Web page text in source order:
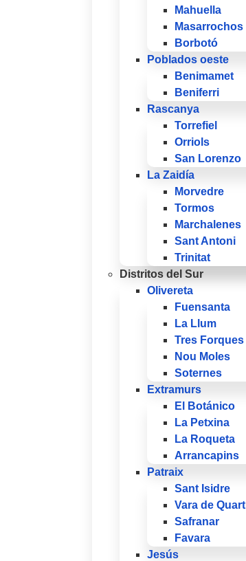
Mahuella
Masarrochos
Borbotó
Poblados oeste
Benimamet
Beniferri
Rascanya
Torrefiel
Orriols
San Lorenzo
La Zaidía
Morvedre
Tormos
Marchalenes
Sant Antoni
Trinitat
Distritos del Sur
Olivereta
Fuensanta
La Llum
Tres Forques
Nou Moles
Soternes
Extramurs
El Botánico
La Petxina
La Roqueta
Arrancapins
Patraix
Sant Isidre
Vara de Quart
Safranar
Favara
Jesús